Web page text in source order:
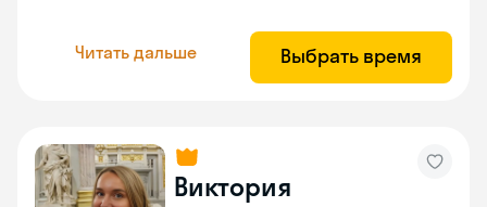
Читать дальше Выбрать время
Виктория